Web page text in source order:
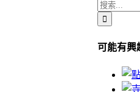
搜
索
果：
可能有興